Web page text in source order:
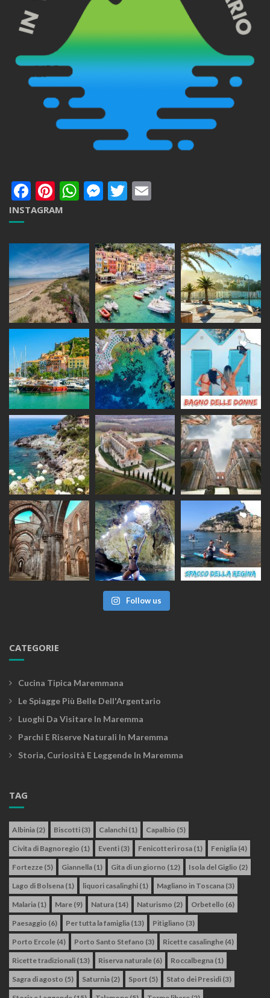
Facebook
Pinterest
WhatsApp
Messenger
Twitter
INSTAGRAM
Follow us
CATEGORIE
Cucina Tipica Maremmana
Le Spiagge Più Belle Dell'Argentario
Luoghi Da Visitare In Maremma
Parchi E Riserve Naturali In Maremma
Storia, Curiosità E Leggende In Maremma
TAG
Albinia (2) Biscotti (3) Calanchi (1) Capalbio (5)
Civita di Bagnoregio (1) Eventi (3) Fenicotteri rosa (1) Feniglia (4)
Fortezze (5) Giannella (1) Gita di un giorno (12) Isola del Giglio (2)
Lago di Bolsena (1) liquori casalinghi (1) Magliano in Toscana (3)
Malaria (1) Mare (9) Natura (14) Naturismo (2) Orbetello (6)
Paesaggio (6) Per tutta la famiglia (13) Pitigliano (3)
Porto Ercole (4) Porto Santo Stefano (3) Ricette casalinghe (4)
Ricette tradizionali (13) Riserva naturale (6) Roccalbegna (1)
Sagra di agosto (5) Saturnia (2) Sport (5) Stato dei Presidi (3)